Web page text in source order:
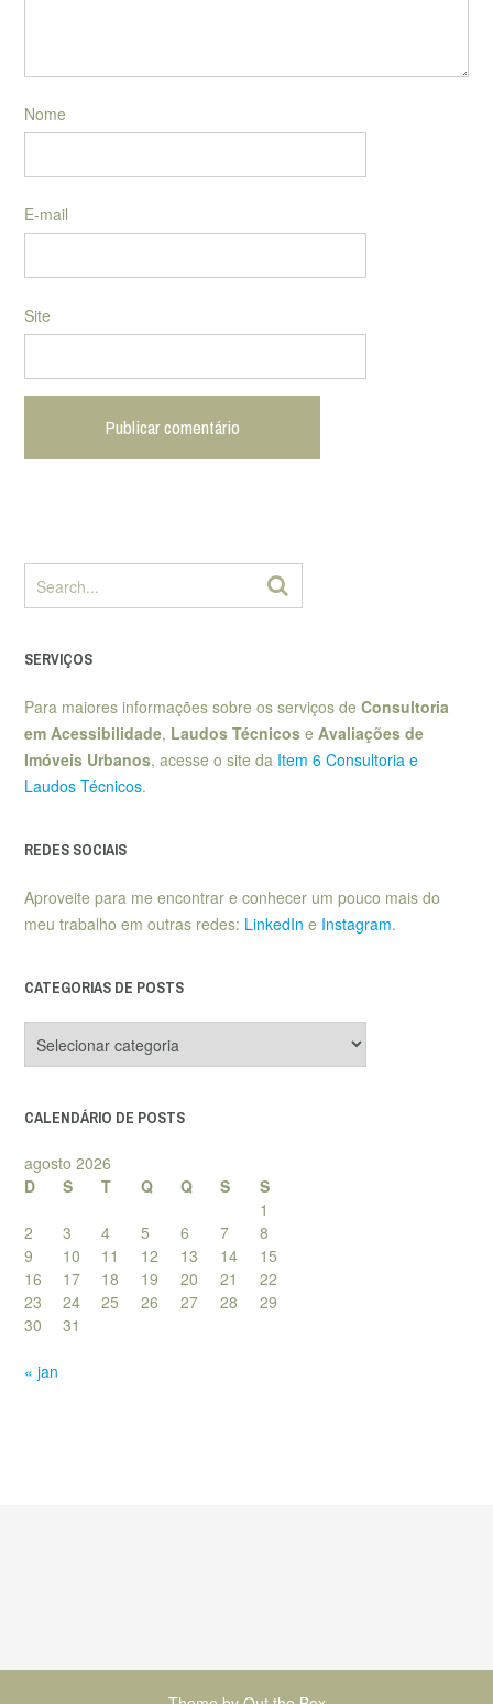
Nome
E-mail
Site
SERVIÇOS
Para maiores informações sobre os serviços de Consultoria
em Acessibilidade, Laudos Técnicos e Avaliações de
Imóveis Urbanos, acesse o site da Item 6 Consultoria e
Laudos Técnicos.
REDES SOCIAIS
Aproveite para me encontrar e conhecer um pouco mais do
meu trabalho em outras redes: LinkedIn e Instagram.
CATEGORIAS DE POSTS
de
CALENDÁRIO DE POSTS
agosto 2026
D
S T Q Q S
S
1
2
3 4 5 6 7
8
9
10 11 12 13 14
15
16
17 18 19 20 21
22
23
24 25 26 27 28
29
30
31
« jan